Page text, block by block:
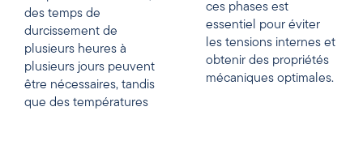
des temps de
durcissement de
plusieurs heures à
plusieurs jours peuvent
être nécessaires, tandis
que des températures
ces phases est
essentiel pour éviter
les tensions internes et
obtenir des propriétés
mécaniques optimales.